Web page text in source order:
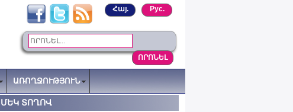
Рус.
Հայ.
ԱՌՈՂՋՈՒԹՅՈՒՆ
ՄԵԿ ՏՈՂՈՎ